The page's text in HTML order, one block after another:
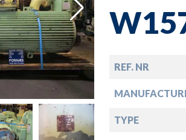
REF. NR
TYPE